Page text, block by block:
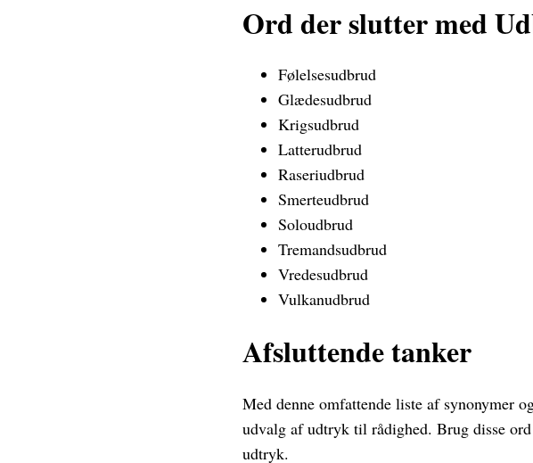
Ord der slutter med
Følelsesudbrud
Glædesudbrud
Krigsudbrud
Latterudbrud
Raseriudbrud
Smerteudbrud
Soloudbrud
Tremandsudbrud
Vredesudbrud
Vulkanudbrud
Afsluttende tanker
Med denne omfattende liste af synonymer
udvalg af udtryk til rådighed. Brug disse
udtryk.